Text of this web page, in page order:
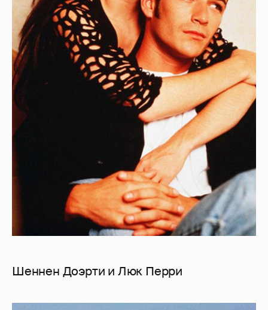
Шеннен Доэрти и Люк Перри